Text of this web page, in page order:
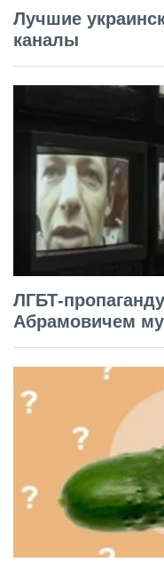
Лучшие
каналы
ЛГБТ-
Абрамовичем